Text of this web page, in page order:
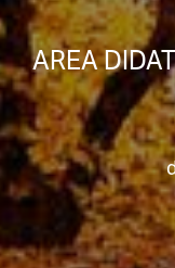
AREA